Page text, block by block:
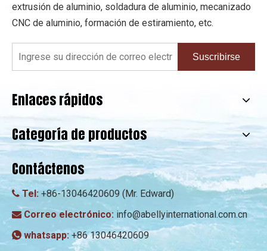
extrusión de aluminio, soldadura de aluminio, mecanizado
CNC de aluminio, formación de estiramiento, etc.
Suscribirse
Enlaces rápidos
Categoría de productos
Contáctenos
 Tel: +86-13046420609 (Mr. Edward)
 Correo electrónico: info@abellyinternational.com.cn
 whatsapp:+86 13046420609